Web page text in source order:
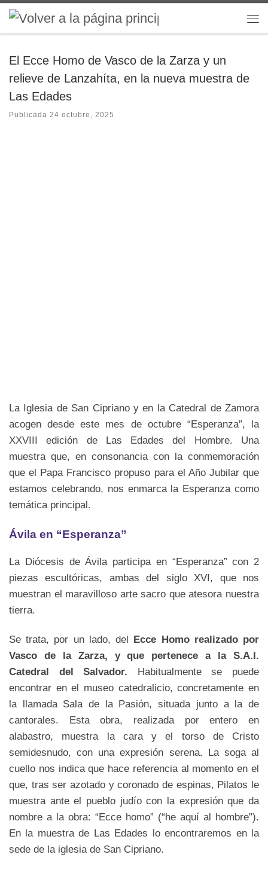
Saltar al contenido
El Ecce Homo de Vasco de la Zarza y un
relieve de Lanzahíta, en la nueva muestra de
Las Edades
Publicada 24 octubre, 2025
La Iglesia de San Cipriano y en la Catedral de Zamora
acogen desde este mes de octubre “Esperanza”, la
XXVIII edición de Las Edades del Hombre. Una
muestra que, en consonancia con la conmemoración
que el Papa Francisco propuso para el Año Jubilar que
estamos celebrando, nos enmarca la Esperanza como
temática principal.
Ávila en “Esperanza”
La Diócesis de Ávila participa en “Esperanza” con 2
piezas escultóricas, ambas del siglo XVI, que nos
muestran el maravilloso arte sacro que atesora nuestra
tierra.
Se trata, por un lado, del Ecce Homo realizado por
Vasco de la Zarza, y que pertenece a la S.A.I.
Catedral del Salvador. Habitualmente se puede
encontrar en el museo catedralicio, concretamente en
la llamada Sala de la Pasión, situada junto a la de
cantorales. Esta obra, realizada por entero en
alabastro, muestra la cara y el torso de Cristo
semidesnudo, con una expresión serena. La soga al
cuello nos indica que hace referencia al momento en el
que, tras ser azotado y coronado de espinas, Pilatos le
muestra ante el pueblo judío con la expresión que da
nombre a la obra: “Ecce homo” (“he aquí al hombre”).
En la muestra de Las Edades lo encontraremos en la
sede de la iglesia de San Cipriano.